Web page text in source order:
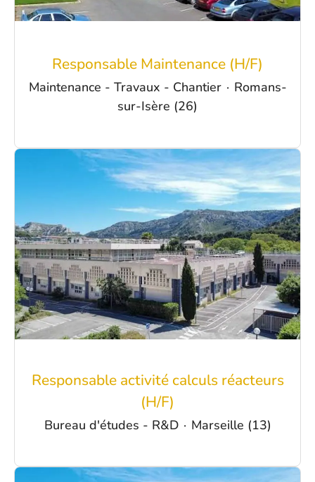
Responsable Maintenance (H/F)
Maintenance - Travaux - Chantier · Romans-
sur-Isère (26)
Responsable activité calculs réacteurs
(H/F)
Bureau d'études - R&D · Marseille (13)